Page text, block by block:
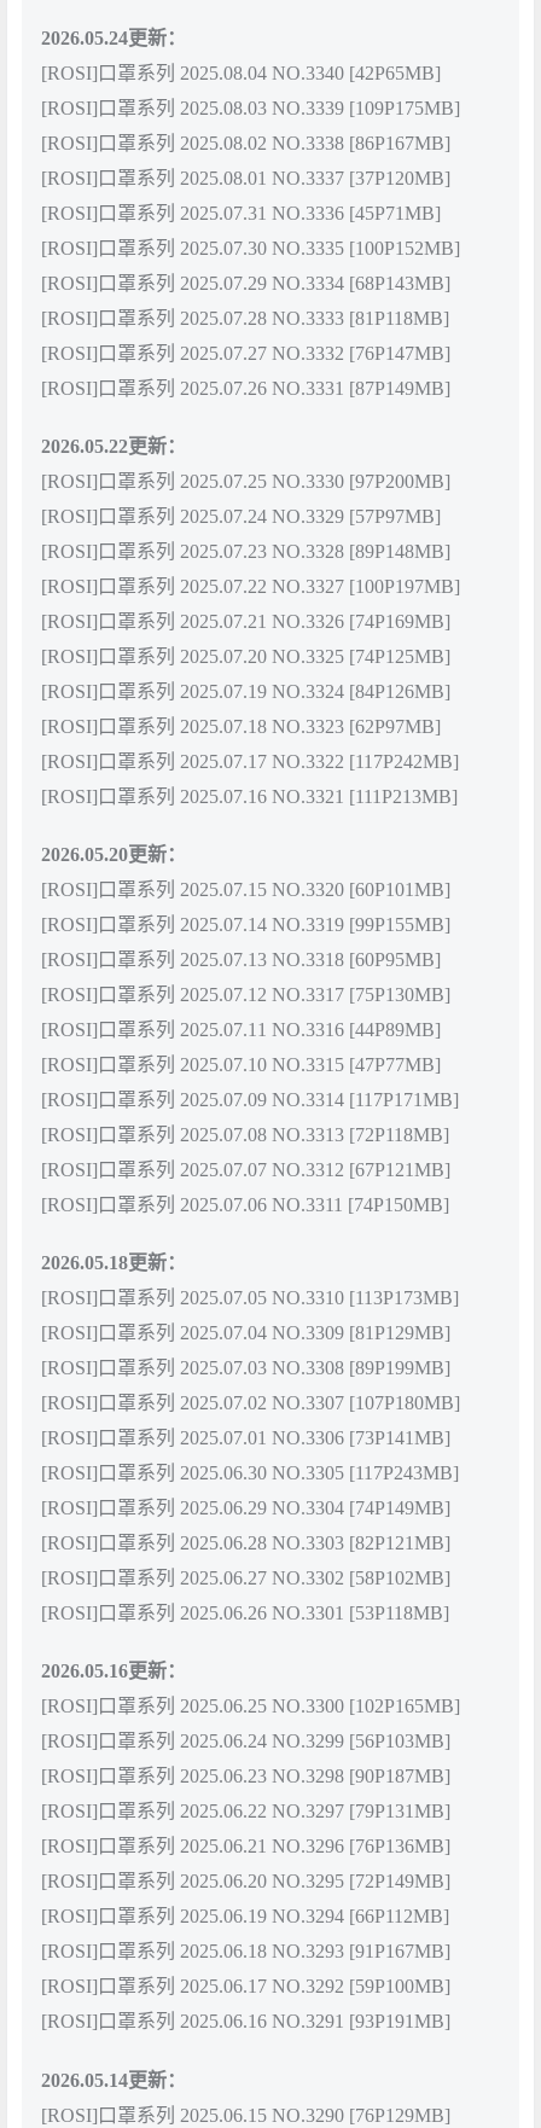
2026.05.24更新：
[ROSI]口罩系列 2025.08.04 NO.3340 [42P65MB]
[ROSI]口罩系列 2025.08.03 NO.3339 [109P175MB]
[ROSI]口罩系列 2025.08.02 NO.3338 [86P167MB]
[ROSI]口罩系列 2025.08.01 NO.3337 [37P120MB]
[ROSI]口罩系列 2025.07.31 NO.3336 [45P71MB]
[ROSI]口罩系列 2025.07.30 NO.3335 [100P152MB]
[ROSI]口罩系列 2025.07.29 NO.3334 [68P143MB]
[ROSI]口罩系列 2025.07.28 NO.3333 [81P118MB]
[ROSI]口罩系列 2025.07.27 NO.3332 [76P147MB]
[ROSI]口罩系列 2025.07.26 NO.3331 [87P149MB]
2026.05.22更新：
[ROSI]口罩系列 2025.07.25 NO.3330 [97P200MB]
[ROSI]口罩系列 2025.07.24 NO.3329 [57P97MB]
[ROSI]口罩系列 2025.07.23 NO.3328 [89P148MB]
[ROSI]口罩系列 2025.07.22 NO.3327 [100P197MB]
[ROSI]口罩系列 2025.07.21 NO.3326 [74P169MB]
[ROSI]口罩系列 2025.07.20 NO.3325 [74P125MB]
[ROSI]口罩系列 2025.07.19 NO.3324 [84P126MB]
[ROSI]口罩系列 2025.07.18 NO.3323 [62P97MB]
[ROSI]口罩系列 2025.07.17 NO.3322 [117P242MB]
[ROSI]口罩系列 2025.07.16 NO.3321 [111P213MB]
2026.05.20更新：
[ROSI]口罩系列 2025.07.15 NO.3320 [60P101MB]
[ROSI]口罩系列 2025.07.14 NO.3319 [99P155MB]
[ROSI]口罩系列 2025.07.13 NO.3318 [60P95MB]
[ROSI]口罩系列 2025.07.12 NO.3317 [75P130MB]
[ROSI]口罩系列 2025.07.11 NO.3316 [44P89MB]
[ROSI]口罩系列 2025.07.10 NO.3315 [47P77MB]
[ROSI]口罩系列 2025.07.09 NO.3314 [117P171MB]
[ROSI]口罩系列 2025.07.08 NO.3313 [72P118MB]
[ROSI]口罩系列 2025.07.07 NO.3312 [67P121MB]
[ROSI]口罩系列 2025.07.06 NO.3311 [74P150MB]
2026.05.18更新：
[ROSI]口罩系列 2025.07.05 NO.3310 [113P173MB]
[ROSI]口罩系列 2025.07.04 NO.3309 [81P129MB]
[ROSI]口罩系列 2025.07.03 NO.3308 [89P199MB]
[ROSI]口罩系列 2025.07.02 NO.3307 [107P180MB]
[ROSI]口罩系列 2025.07.01 NO.3306 [73P141MB]
[ROSI]口罩系列 2025.06.30 NO.3305 [117P243MB]
[ROSI]口罩系列 2025.06.29 NO.3304 [74P149MB]
[ROSI]口罩系列 2025.06.28 NO.3303 [82P121MB]
[ROSI]口罩系列 2025.06.27 NO.3302 [58P102MB]
[ROSI]口罩系列 2025.06.26 NO.3301 [53P118MB]
2026.05.16更新：
[ROSI]口罩系列 2025.06.25 NO.3300 [102P165MB]
[ROSI]口罩系列 2025.06.24 NO.3299 [56P103MB]
[ROSI]口罩系列 2025.06.23 NO.3298 [90P187MB]
[ROSI]口罩系列 2025.06.22 NO.3297 [79P131MB]
[ROSI]口罩系列 2025.06.21 NO.3296 [76P136MB]
[ROSI]口罩系列 2025.06.20 NO.3295 [72P149MB]
[ROSI]口罩系列 2025.06.19 NO.3294 [66P112MB]
[ROSI]口罩系列 2025.06.18 NO.3293 [91P167MB]
[ROSI]口罩系列 2025.06.17 NO.3292 [59P100MB]
[ROSI]口罩系列 2025.06.16 NO.3291 [93P191MB]
2026.05.14更新：
[ROSI]口罩系列 2025.06.15 NO.3290 [76P129MB]